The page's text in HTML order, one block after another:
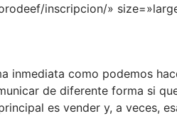
inscripcion/»
inmediata como podemos
de diferente forma si
es vender y, a veces,